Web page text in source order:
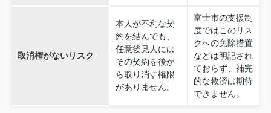
取消権がないリスク
本人が不利な契
約を結んでも、
任意後見人には
その契約を後か
ら取り消す権限
がありません。
富士市の支援制
度ではこのリス
クへの免除措置
などは明記され
ておらず、補完
的な救済は期待
できません。